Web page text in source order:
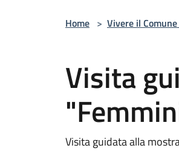
Home > Vivere il Comune
Visita
Visita guidata alla